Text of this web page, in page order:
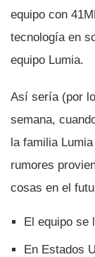
equipo con
tecnologí­a en
equipo Lumia.
Así­ serí­a (por
semana,
la familia
rumores
cosas en el
El equipo se
En Estados